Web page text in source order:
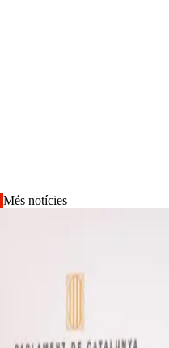
Més notícies